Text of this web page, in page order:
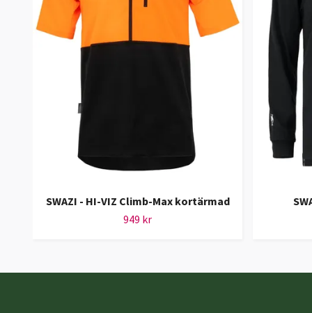
SWAZI - HI-VIZ Climb-Max kortärmad
949 kr